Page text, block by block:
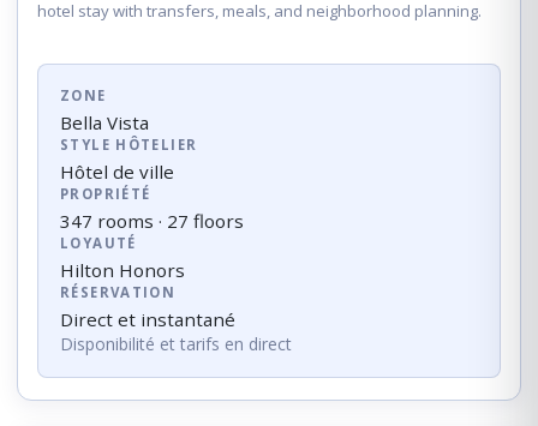
hotel stay with transfers, meals, and neighborhood planning.
ZONE
Bella Vista
STYLE HÔTELIER
Hôtel de ville
PROPRIÉTÉ
347 rooms · 27 floors
LOYAUTÉ
Hilton Honors
RÉSERVATION
Direct et instantané
Disponibilité et tarifs en direct